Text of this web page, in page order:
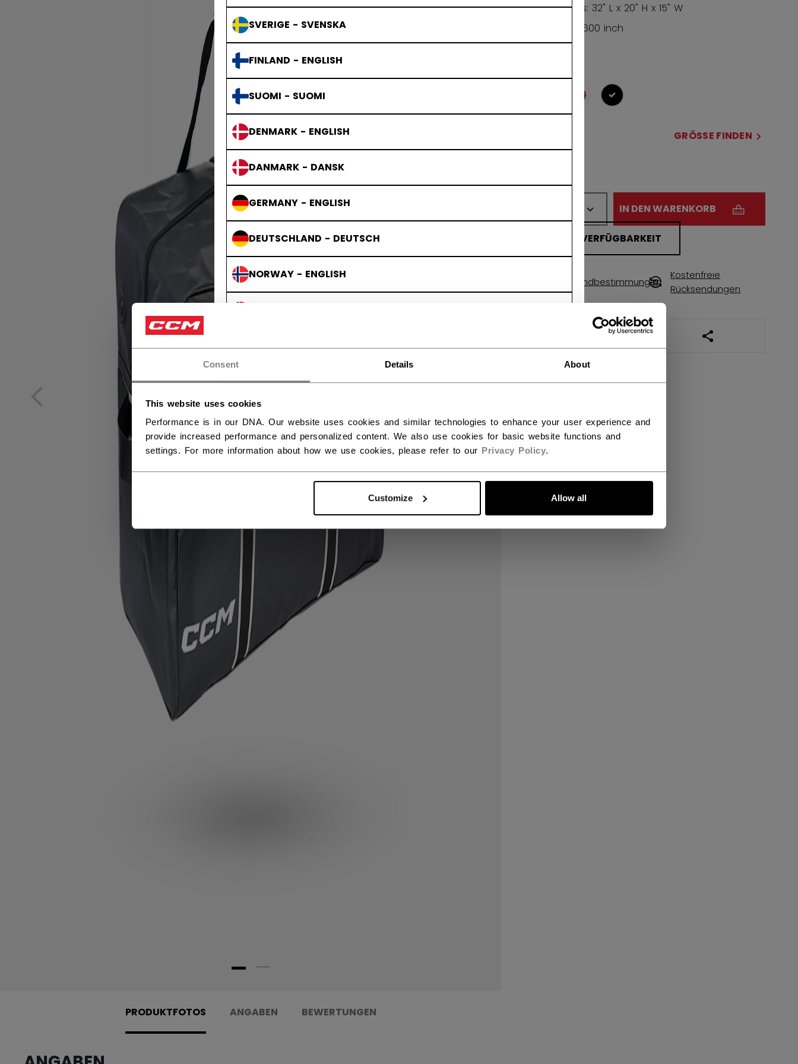
Consent Details About
This website uses cookies
Performance is in our DNA. Our website uses cookies and similar technologies to enhance your user experience and
provide increased performance and personalized content. We also use cookies for basic website functions and
settings. For more information about how we use cookies, please refer to our Privacy Policy.
Customize Allow all
SVERIGE - SVENSKA
FINLAND - ENGLISH
SUOMI - SUOMI
DENMARK - ENGLISH
DANMARK - DANSK
GERMANY - ENGLISH
DEUTSCHLAND - DEUTSCH
NORWAY - ENGLISH
Dimensions: 32" L x 20" H x 15" W
Volume: 9,600 inch
ausgewählt
GRÖSSE FINDEN
IN DEN WARENKORB
FILIALVERFÜGBARKEIT
Versandbestimmungen
Kostenfreie
Rücksendungen
LINKS ZUM TEILEN
PRODUKTFOTOS ANGABEN BEWERTUNGEN